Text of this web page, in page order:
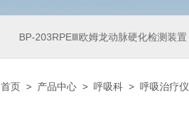
BP-203RPEⅢ欧姆龙动脉硬化检测装置
首页> 产品中心> 呼吸科> 呼吸治疗仪